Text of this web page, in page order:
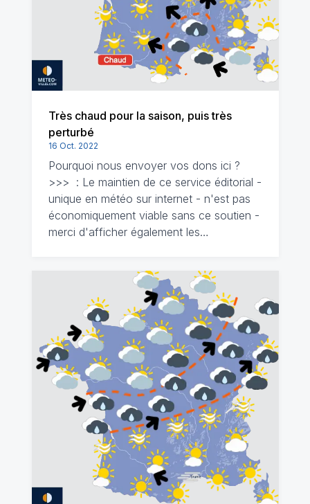
Très chaud pour la saison, puis très
perturbé
16 Oct. 2022
Pourquoi nous envoyer vos dons ici ?
>>> : Le maintien de ce service éditorial -
unique en météo sur internet - n'est pas
économiquement viable sans ce soutien -
merci d'afficher également les…